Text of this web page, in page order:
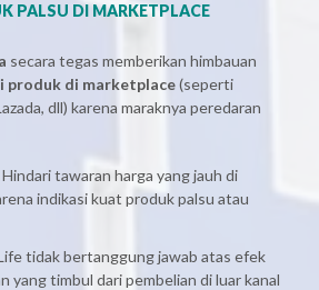
PALSU DI MARKETPLACE
secara tegas memberikan himbauan
produk di marketplace(seperti
dll) karena maraknya peredaran
Hindari tawaran harga yang jauh di
indikasi kuat produk palsu atau
tidak bertanggung jawab atas efek
yang timbul dari pembelian di luar kanal